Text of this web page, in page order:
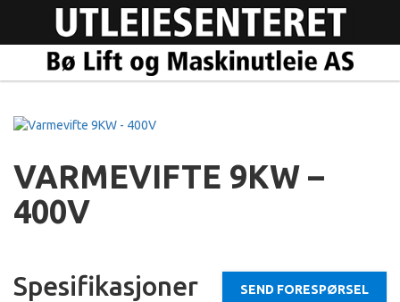
VARMEVIFTE 9KW –
400V
Spesifikasjoner SEND FORESPØRSEL